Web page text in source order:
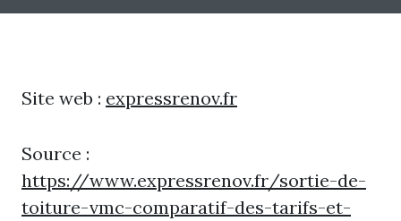
Site web : expressrenov.fr
Source :
https://www.expressrenov.fr/sortie-de-
toiture-vmc-comparatif-des-tarifs-et-